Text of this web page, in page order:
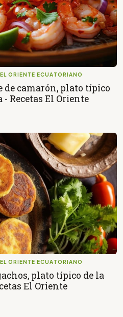
ORIENTE ECUATORIANO
de camarón, plato típico
Recetas El Oriente
ORIENTE ECUATORIANO
plato típico de la
El Oriente